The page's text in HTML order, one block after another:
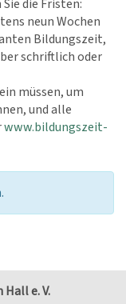
die Fristen:
neun Wochen
Bildungszeit,
schriftlich oder
müssen, um
und alle
www.bildungszeit-
e. V.